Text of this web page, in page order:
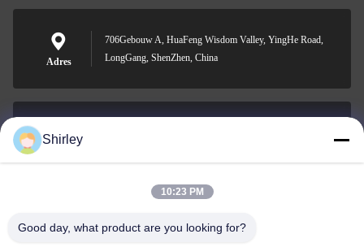
Adres
706Gebouw A, HuaFeng Wisdom Valley, YingHe Road,
LongGang, ShenZhen, China
0086-18148506772
Shirley
10:23 PM
Good day, what product are you looking for?